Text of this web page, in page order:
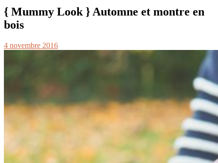
{ Mummy Look } Automne et montre en
bois
4 novembre 2016